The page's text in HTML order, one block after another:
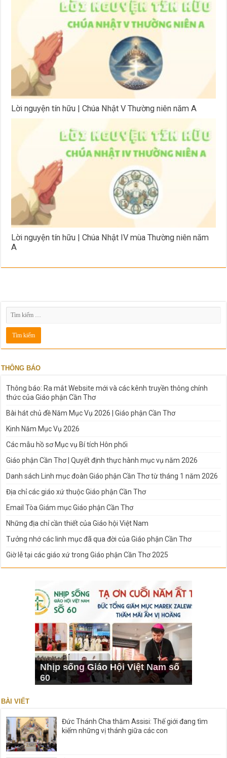
Lời nguyện tín hữu | Chúa Nhật V Thường niên năm A
Lời nguyện tín hữu | Chúa Nhật IV mùa Thường niên năm
A
THÔNG BÁO
Thông báo: Ra mắt Website mới và các kênh truyền thông chính
thức của Giáo phận Cần Thơ
Bài hát chủ đề Năm Mục Vụ 2026 | Giáo phận Cần Thơ
Kinh Năm Mục Vụ 2026
Các mẫu hồ sơ Mục vụ Bí tích Hôn phối
Giáo phận Cần Thơ | Quyết định thực hành mục vụ năm 2026
Danh sách Linh mục đoàn Giáo phận Cần Thơ từ tháng 1 năm 2026
Địa chỉ các giáo xứ thuộc Giáo phận Cần Thơ
Email Tòa Giám mục Giáo phận Cần Thơ
Những địa chỉ cần thiết của Giáo hội Việt Nam
Tưởng nhớ các linh mục đã qua đời của Giáo phận Cần Thơ
Giờ lễ tại các giáo xứ trong Giáo phận Cần Thơ 2025
Nhịp sống Giáo Hội Việt Nam số
60
BÀI VIẾT
Đức Thánh Cha thăm Assisi: Thế giới đang tìm
kiếm những vị thánh giữa các con